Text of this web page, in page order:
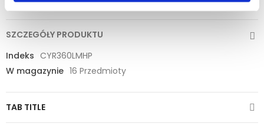
SZCZEGÓŁY PRODUKTU
Indeks CYR360LMHP
W magazynie 16 Przedmioty
TAB TITLE